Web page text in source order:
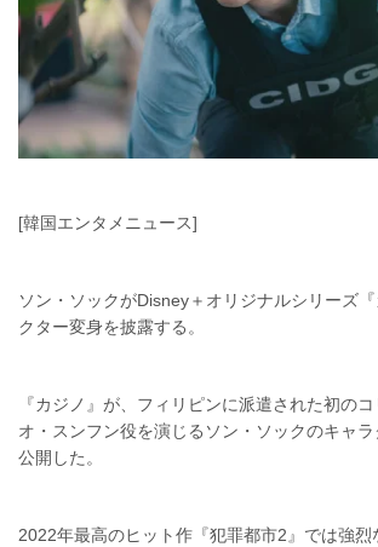
[韓国エンタメニュース]
ソン・ソックがDisney＋オリジナルシリーズ
クター変身を披露する。
『カジノ』が、フィリピンに派遣された初のコ
オ・スンフン役を演じるソン・ソックのキャ
公開した。
2022年最高のヒット作『犯罪都市2』では強烈